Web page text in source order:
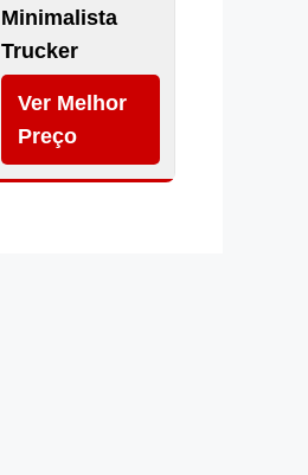
Minimalista
Trucker
Ver Melhor
Preço